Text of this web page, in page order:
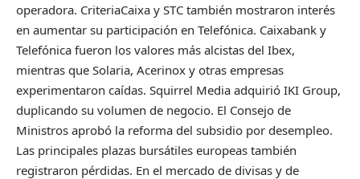
operadora. CriteriaCaixa y STC también mostraron interés
en aumentar su participación en Telefónica. Caixabank y
Telefónica fueron los valores más alcistas del Ibex,
mientras que Solaria, Acerinox y otras empresas
experimentaron caídas. Squirrel Media adquirió IKI Group,
duplicando su volumen de negocio. El Consejo de
Ministros aprobó la reforma del subsidio por desempleo.
Las principales plazas bursátiles europeas también
registraron pérdidas. En el mercado de divisas y de